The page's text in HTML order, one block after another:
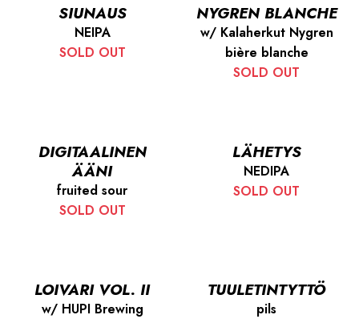
SIUNAUS
NEIPA
SOLD OUT
NYGREN BLANCHE
w/ Kalaherkut Nygren
bière blanche
SOLD OUT
DIGITAALINEN
ÄÄNI
fruited sour
SOLD OUT
LÄHETYS
NEDIPA
SOLD OUT
LOIVARI VOL. II
w/ HUPI Brewing
TUULETINTYTTÖ
pils